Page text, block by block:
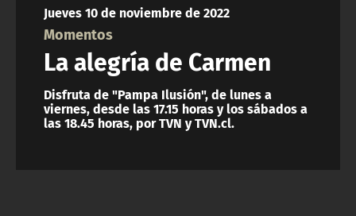
Jueves 10 de noviembre de 2022
Momentos
La alegría de Carmen
Disfruta de "Pampa Ilusión", de lunes a
viernes, desde las 17.15 horas y los sábados a
las 18.45 horas, por TVN y TVN.cl.